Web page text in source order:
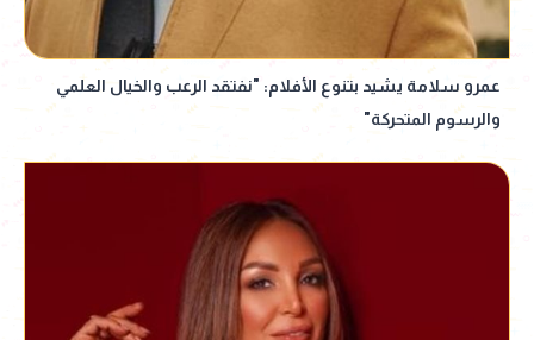
عمرو سلامة يشيد بتنوع الأفلام: "نفتقد الرعب والخيال العلمي
والرسوم المتحركة"